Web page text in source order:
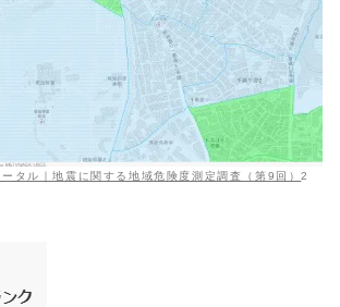
タル｜地震に関する地域危険度測定調査（第9回）2